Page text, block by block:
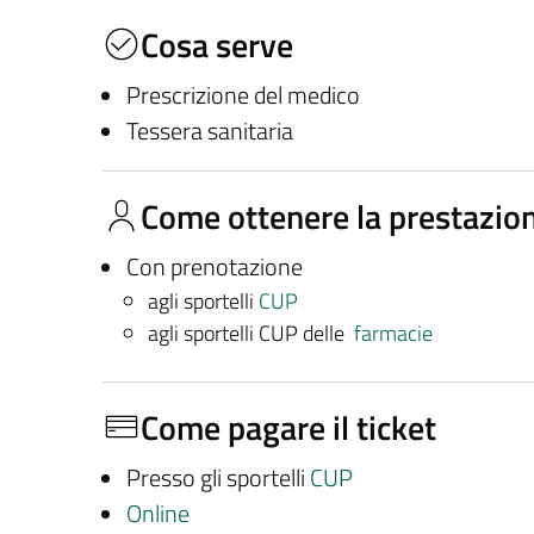
Cosa serve
Prescrizione del medico
Tessera sanitaria
Come ottenere la
Con prenotazione
agli sportelli CUP
agli sportelli CUP delle farmacie
Come pagare il ticket
Presso gli sportelli CUP
Online